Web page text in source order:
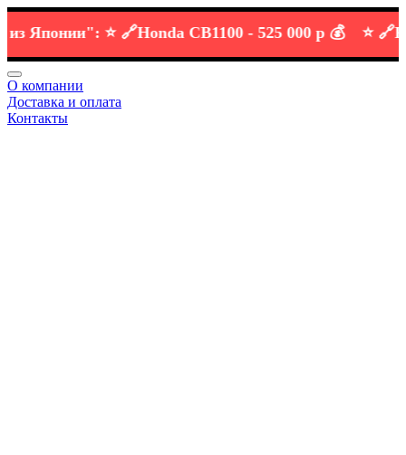
⭐️ 🔗 Honda CB1100 -525 000 р 💰 ⭐️ 🔗 KTM
О компании
Доставка и оплата
Контакты